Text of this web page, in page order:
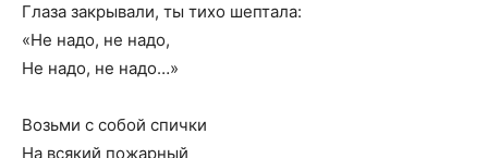
Глаза закрывали, ты тихо шептала:
«Не надо, не надо,
Не надо, не надо…»
Возьми с собой спички
На всякий пожарный